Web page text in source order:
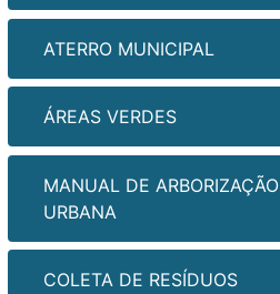
ATERRO MUNICIPAL
ÁREAS VERDES
MANUAL DE ARBORIZAÇÃO
URBANA
COLETA DE RESÍDUOS